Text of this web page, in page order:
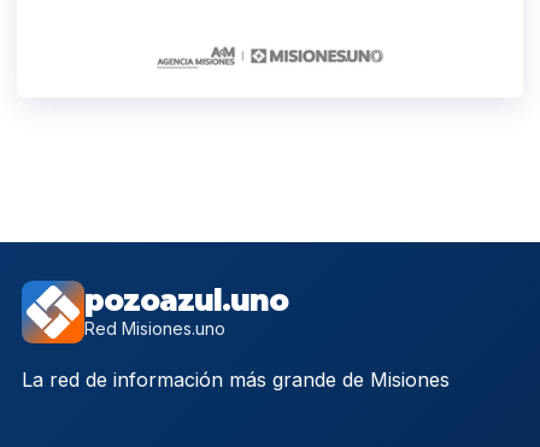
pozoazul.uno
Red Misiones.uno
La red de información más grande de Misiones